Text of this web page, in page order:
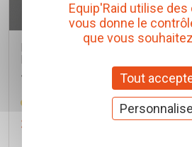
MATELAS ANTI CONDENSATION
POUR TENTE DE TOIT JAMES
James Baroud
266,00 € TTC
Equip'Raid utilise
vous donne le
que vous
Tout